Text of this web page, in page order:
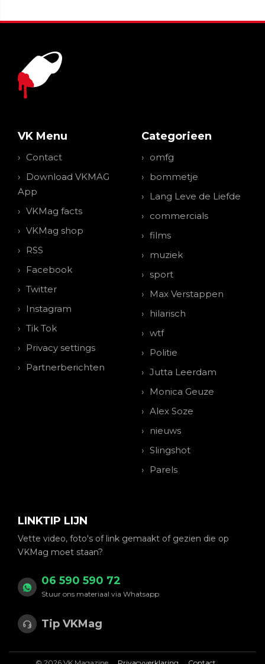
VK Menu
Contact
Download VKMAG
App
VKMag facts
VKMag shop
RSS
Facebook
Twitter
Instagram
Tik Tok
Privacy settings
Partnerberichten
Categorieen
omfg
bommetje
Lang Leve de Liefde
commercials
films
muziek
sport
Max Verstappen
hilarisch
wtf
Politie
Jutta Leerdam
Monica Geuze
Alex Soze
nieuws
Slingshot
Parels
LINKTIP LIJN
Vette video, foto's of link gemaakt of gezien die op
VKMag moet staan?
06 590 590 72
Stuur ons materiaal via Whatsapp
Tip VKMag